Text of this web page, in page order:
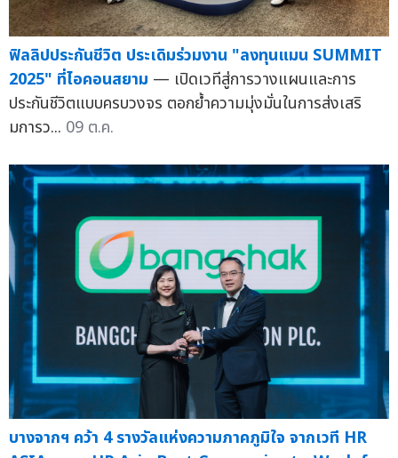
ฟิลลิปประกันชีวิต ประเดิมร่วมงาน "ลงทุนแมน SUMMIT
2025" ที่ไอคอนสยาม — เปิดเวทีสู่การวางแผนและการ
ประกันชีวิตแบบครบวงจร ตอกย้ำความมุ่งมั่นในการส่งเสริ
มการว... 09 ต.ค.
บางจากฯ คว้า 4 รางวัลแห่งความภาคภูมิใจ จากเวที HR